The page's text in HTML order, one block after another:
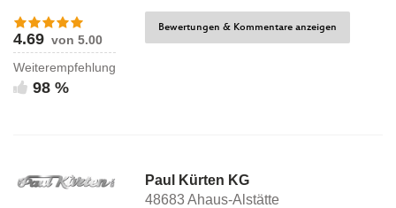
4.69 von 5.00
Weiterempfehlung
98 %
Bewertungen & Kommentare anzeigen
Paul Kürten KG
48683 Ahaus-Alstätte